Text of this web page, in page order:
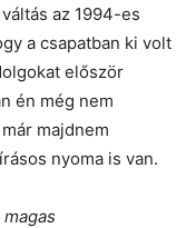
az 1994-es
a csapatban ki volt
először
én még nem
majdnem
nyoma is van.